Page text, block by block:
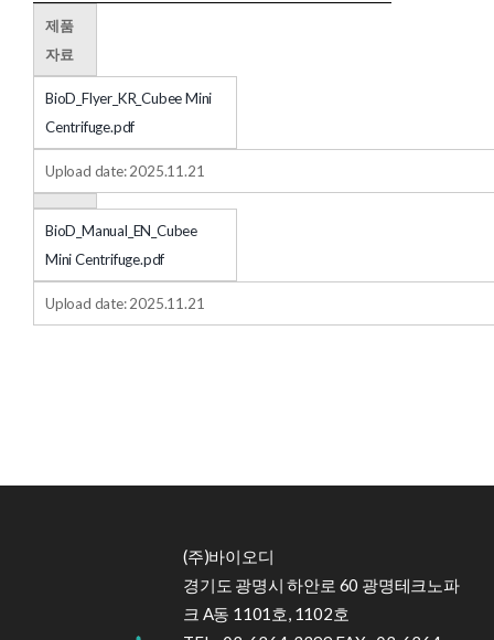
제품
자료
BioD_Flyer_KR_Cubee Mini
Centrifuge.pdf
Upload date: 2025.11.21
BioD_Manual_EN_Cubee
Mini Centrifuge.pdf
Upload date: 2025.11.21
(주)바이오디
경기도 광명시 하안로 60 광명테크노파
크 A동 1101호, 1102호